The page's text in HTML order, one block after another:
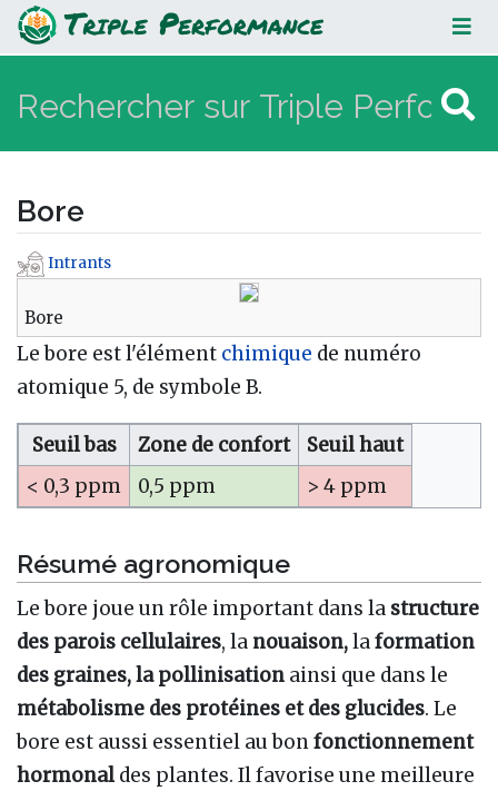
Bore
Bore
Aller à :navigation
Intrants
Bore
Le bore est l'élément chimique de numéro
atomique 5, de symbole B.
Seuil bas Zone de confort
Seuil haut
< 0,3 ppm
0,5 ppm > 4 ppm
Résumé agronomique
Le bore joue un rôle important dans la structure
des parois cellulaires, la nouaison,laformation
des graines, la pollinisation ainsi que dans le
métabolisme des protéines et des glucides. Le
bore est aussi essentiel au bonfonctionnement
hormonaldes plantes. Il favorise une meilleure